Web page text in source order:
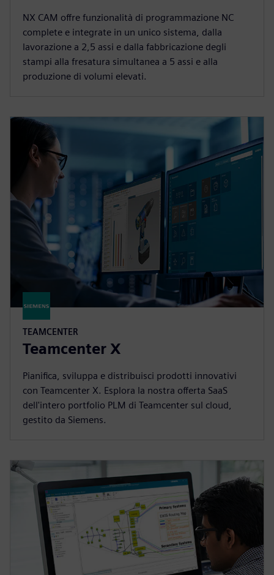
NX CAM offre funzionalità di programmazione NC
complete e integrate in un unico sistema, dalla
lavorazione a 2,5 assi e dalla fabbricazione degli
stampi alla fresatura simultanea a 5 assi e alla
produzione di volumi elevati.
TEAMCENTER
Teamcenter X
Pianifica, sviluppa e distribuisci prodotti innovativi
con Teamcenter X. Esplora la nostra offerta SaaS
dell'intero portfolio PLM di Teamcenter sul cloud,
gestito da Siemens.